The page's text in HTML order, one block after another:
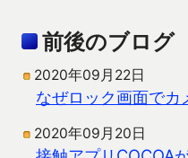
前後のブログ
2020年09月22日
なぜロック画面でカ
2020年09月20日